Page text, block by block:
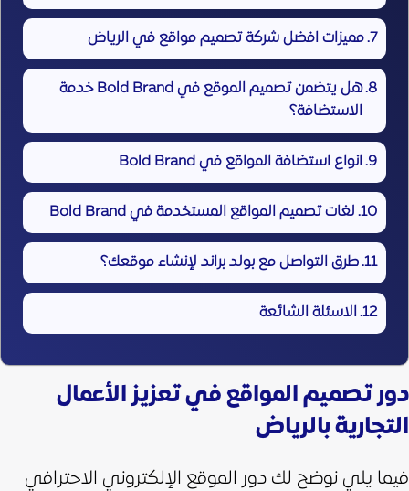
مميزات افضل شركة تصميم مواقع في الرياض
هل يتضمن تصميم الموقع في Bold Brand خدمة
الاستضافة؟
انواع استضافة المواقع في Bold Brand
لغات تصميم المواقع المستخدمة في Bold Brand
طرق التواصل مع بولد براند لإنشاء موقعك؟
الاسئلة الشائعة
دور تصميم المواقع في تعزيز الأعمال
التجارية بالرياض
فيما يلي نوضح لك دور الموقع الإلكتروني الاحترافي